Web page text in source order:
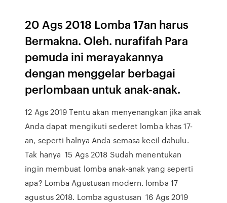
20 Ags 2018 Lomba 17an harus
Bermakna. Oleh. nurafifah Para
pemuda ini merayakannya
dengan menggelar berbagai
perlombaan untuk anak-anak.
12 Ags 2019 Tentu akan menyenangkan jika anak
Anda dapat mengikuti sederet lomba khas 17-
an, seperti halnya Anda semasa kecil dahulu.
Tak hanya 15 Ags 2018 Sudah menentukan
ingin membuat lomba anak-anak yang seperti
apa? Lomba Agustusan modern. lomba 17
agustus 2018. Lomba agustusan 16 Ags 2019